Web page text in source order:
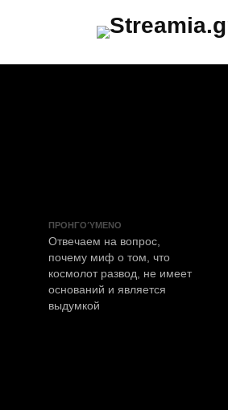
ΠΡΟΗΓΟΎΜΕΝΟ
Отвечаем на вопрос,
почему миф о том, что
космолот развод, не имеет
оснований и является
выдумкой